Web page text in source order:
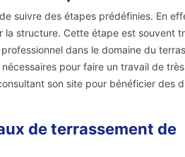
suivre des étapes prédéfinies. En
la structure. Cette étape est souvent
dans le domaine du
pour faire un travail de
son site pour bénéficier des
de terrassement de